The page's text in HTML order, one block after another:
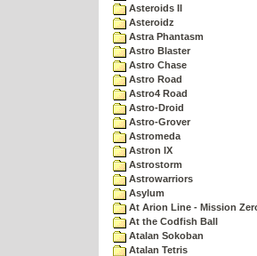
Asteroids II
Asteroidz
Astra Phantasm
Astro Blaster
Astro Chase
Astro Road
Astro4 Road
Astro-Droid
Astro-Grover
Astromeda
Astron IX
Astrostorm
Astrowarriors
Asylum
At Arion Line - Mission
At the Codfish Ball
Atalan Sokoban
Atalan Tetris